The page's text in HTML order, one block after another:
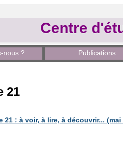
Centre
nous ? Publications
21
21 : à voir, à lire, à découvrir... (mai